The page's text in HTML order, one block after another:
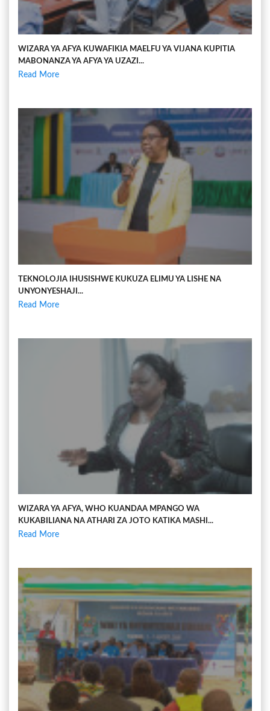
WIZARA YA AFYA KUWAFIKIA MAELFU YA VIJANA KUPITIA
MABONANZA YA AFYA YA UZAZI...
Read More
TEKNOLOJIA IHUSISHWE KUKUZA ELIMU YA LISHE NA
UNYONYESHAJI...
Read More
WIZARA YA AFYA, WHO KUANDAA MPANGO WA
KUKABILIANA NA ATHARI ZA JOTO KATIKA MASHI...
Read More